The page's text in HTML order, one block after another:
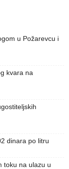
u Požarevcu i
kvara na
dinara po litru
toku na ulazu u